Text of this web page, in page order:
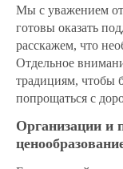
Мы с уважением
готовы оказать
расскажем, что
Отдельное
традициям, чтобы
попрощаться с
Организации и